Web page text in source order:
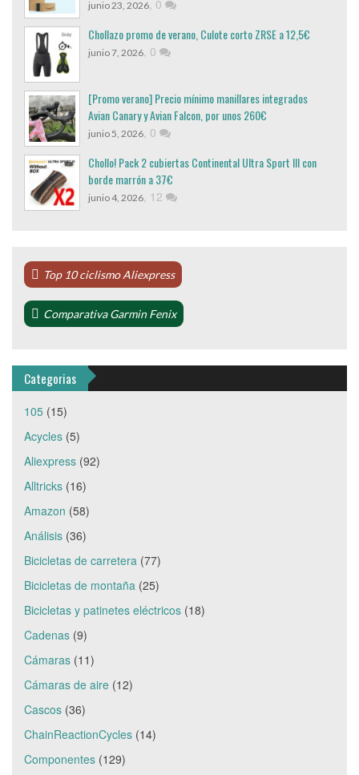
junio 23, 2026, 0
Chollazo promo de verano, Culote corto ZRSE a 12,5€
junio 7, 2026, 0
[Promo verano] Precio mínimo manillares integrados
Avian Canary y Avian Falcon, por unos 260€
junio 5, 2026, 0
Chollo! Pack 2 cubiertas Continental Ultra Sport III con
borde marrón a 37€
junio 4, 2026, 12
Top 10 ciclismo Aliexpress
Comparativa Garmin Fenix
Categorias
105 (15)
Acycles (5)
Aliexpress (92)
Alltricks (16)
Amazon (58)
Análisis (36)
Bicicletas de carretera (77)
Bicicletas de montaña (25)
Bicicletas y patinetes eléctricos (18)
Cadenas (9)
Cámaras (11)
Cámaras de aire (12)
Cascos (36)
ChainReactionCycles (14)
Componentes (129)